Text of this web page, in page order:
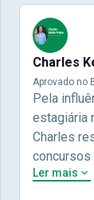
Charles
Aprovado no
Pela
estagiária
Charles
concursos
estudar
Ler mais